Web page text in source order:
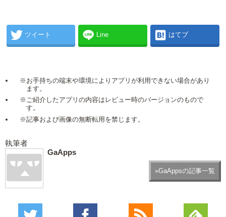
ツイート Line はてブ
※お手持ちの端末や環境によりアプリが利用できない場合があり
ます。
※ご紹介したアプリの内容はレビュー時のバージョンのもので
す。
※記事および画像の無断転用を禁じます。
執筆者
GaApps
»GaAppsの記事一覧